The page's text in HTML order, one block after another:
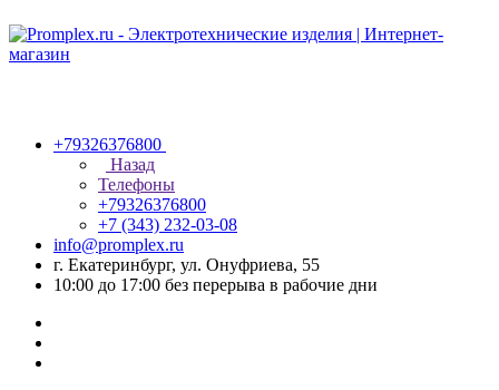
+79326376800
Назад
Телефоны
+79326376800
+7 (343) 232-03-08
info@promplex.ru
г. Екатеринбург, ул. Онуфриева, 55
10:00 до 17:00 без перерыва в рабочие дни